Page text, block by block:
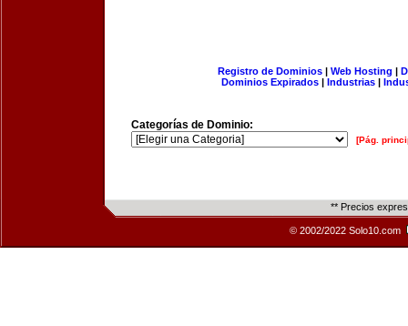
Registro de Dominios| Web Hosting |
Dominios Expirados | Industrias |
Categorías de Dominio:
[Pág.
** Precios
© 2002/2022 Solo10.com